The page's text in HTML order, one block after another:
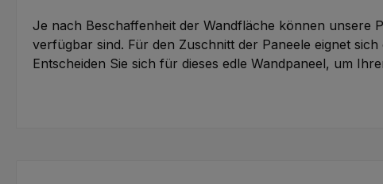
Je nach Beschaffenheit der Wandfläche können unsere
verfügbar sind. Für den Zuschnitt der Paneele eignet
Entscheiden Sie sich für dieses edle Wandpaneel, um